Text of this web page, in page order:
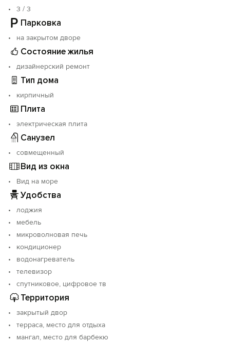
3 / 3
Парковка
на закрытом дворе
Состояние жилья
дизайнерский ремонт
Тип дома
кирпичный
Плита
электрическая плита
Санузел
совмещенный
Вид из окна
Вид на море
Удобства
лоджия
мебель
микроволновая печь
кондиционер
водонагреватель
телевизор
спутниковое, цифровое тв
Территория
закрытый двор
терраса, место для отдыха
мангал, место для барбекю